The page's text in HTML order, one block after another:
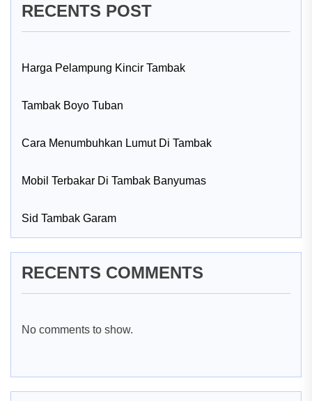
RECENTS POST
Harga Pelampung Kincir Tambak
Tambak Boyo Tuban
Cara Menumbuhkan Lumut Di Tambak
Mobil Terbakar Di Tambak Banyumas
Sid Tambak Garam
RECENTS COMMENTS
No comments to show.